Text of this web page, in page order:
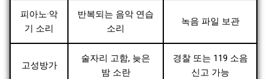
피아노·악
기 소리
반복되는 음악 연습
소리
녹음 파일 보관
고성방가
술자리 고함, 늦은
밤 소란
경찰 또는 119 소음
신고 가능